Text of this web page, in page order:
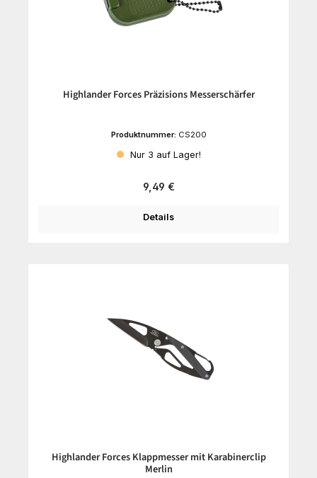
Highlander Forces Präzisions Messerschärfer
Produktnummer: CS200
Nur 3 auf Lager!
Regulärer Preis:
9,49 €
Details
Highlander Forces Klappmesser mit Karabinerclip
Merlin